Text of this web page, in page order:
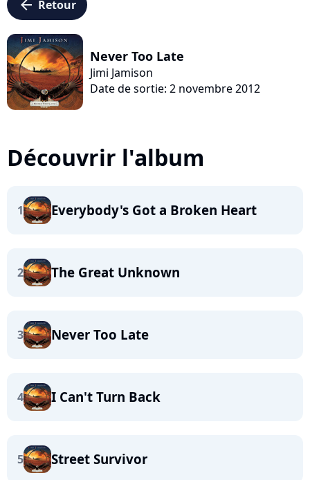
arrow_left Retour
Never Too Late
Jimi Jamison
Date de sortie: 2 novembre 2012
Découvrir l'album
1 Everybody's Got a Broken Heart
2 The Great Unknown
3 Never Too Late
4 I Can't Turn Back
5 Street Survivor